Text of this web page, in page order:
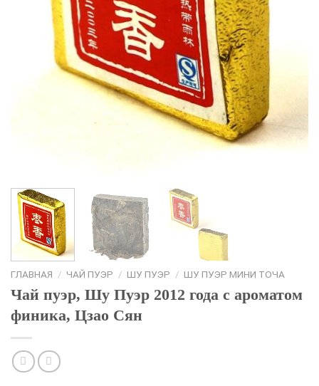
ГЛАВНАЯ / ЧАЙ ПУЭР / ШУ ПУЭР / ШУ ПУЭР МИНИ ТОЧА
Чай пуэр, Шу Пуэр 2012 года с ароматом
финика, Цзао Сян